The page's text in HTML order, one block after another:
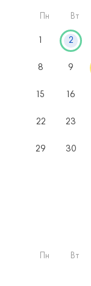
Пн Вт
1 2
8 9
15 16
22 23
29 30
Пн Вт